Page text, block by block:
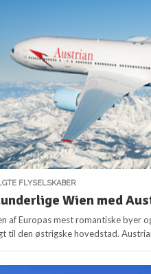
FLYSELSKABER
Wien med
af Europas mest romantiske byer
til den østrigske hovedstad.